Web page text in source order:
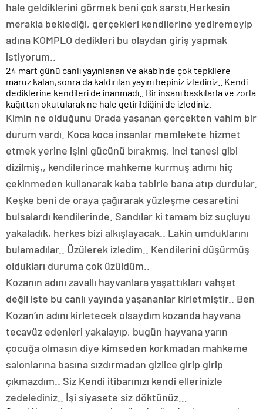
hale geldiklerini görmek beni çok sarstı.Herkesin
merakla beklediği, gerçekleri kendilerine yediremeyip
adına KOMPLO dedikleri bu olaydan giriş yapmak
istiyorum..
24 mart günü canlı yayınlanan ve akabinde çok tepkilere
maruz kalan,sonra da kaldırılan yayını hepiniz izlediniz.. Kendi
dediklerine kendileri de inanmadı.. Bir insanı baskılarla ve zorla
kağıttan okutularak ne hale getirildiğini de izlediniz.
Kimin ne olduğunu Orada yaşanan gerçekten vahim bir
durum vardı. Koca koca insanlar memlekete hizmet
etmek yerine işini gücünü bırakmış, inci tanesi gibi
dizilmiş,, kendilerince mahkeme kurmuş adımı hiç
çekinmeden kullanarak kaba tabirle bana atıp durdular.
Keşke beni de oraya çağırarak yüzleşme cesaretini
bulsalardı kendilerinde. Sandılar ki tamam biz suçluyu
yakaladık, herkes bizi alkışlayacak.. Lakin umduklarını
bulamadılar.. Üzülerek izledim.. Kendilerini düşürmüş
oldukları duruma çok üzüldüm..
Kozanın adını zavallı hayvanlara yaşattıkları vahşet
değil işte bu canlı yayında yaşananlar kirletmiştir.. Ben
Kozan’ın adını kirletecek olsaydım kozanda hayvana
tecavüz edenleri yakalayıp, bugün hayvana yarın
çocuğa olmasın diye kimseden korkmadan mahkeme
salonlarına basına sızdırmadan gizlice girip girip
çıkmazdım.. Siz Kendi itibarınızı kendi ellerinizle
zedelediniz.. İşi siyasete siz döktünüz…